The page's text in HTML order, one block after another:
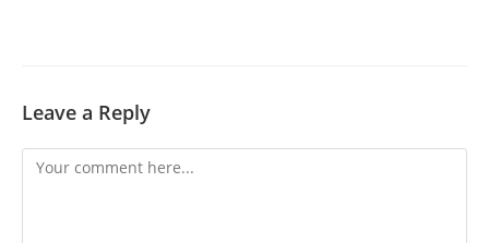
Leave a Reply
Comment